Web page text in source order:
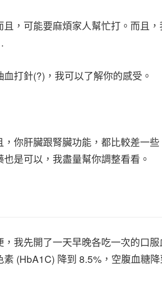
，可能要麻煩家人幫忙打。而且
打針(?)，我可以了解你的感受。
你肝臟跟腎臟功能，都比較差一
是可以，我盡量幫你調整看看。
我先開了一天早晚各吃一次的口服
(HbA1C) 降到 8.5%，空腹血糖